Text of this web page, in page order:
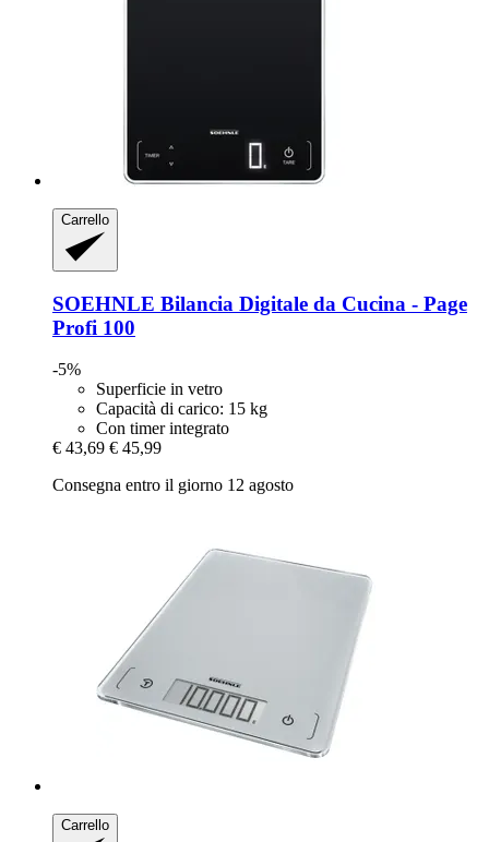
Carrello
SOEHNLE Bilancia Digitale da Cucina -​ Page
Profi 100
-5%
Superficie in vetro
Capacità di carico: 15 kg
Con timer integrato
€ 43,69 € 45,99
Consegna entro il giorno 12 agosto
Carrello